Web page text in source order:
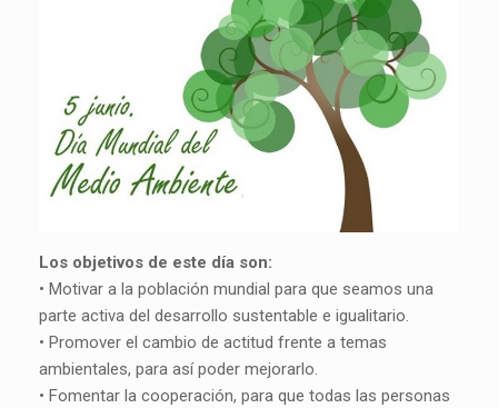
Los objetivos de este día son:
• Motivar a la población mundial para que seamos una
parte activa del desarrollo sustentable e igualitario.
• Promover el cambio de actitud frente a temas
ambientales, para así poder mejorarlo.
• Fomentar la cooperación, para que todas las personas